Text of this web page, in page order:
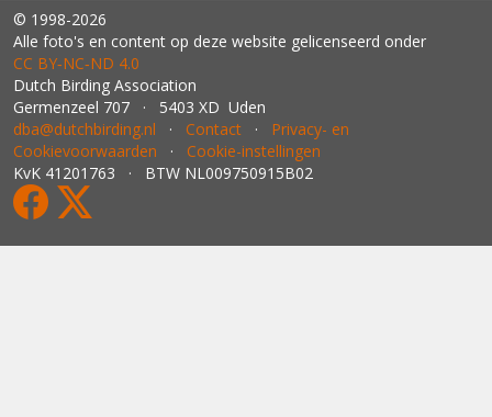
© 1998-2026
Alle foto's en content op deze website gelicenseerd onder
CC BY‑NC‑ND 4.0
Dutch Birding Association
Germenzeel 707 · 5403 XD Uden
dba@dutchbirding.nl · Contact · Privacy- en
Cookievoorwaarden · Cookie-instellingen
KvK 41201763 · BTW NL009750915B02